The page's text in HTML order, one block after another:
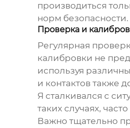
производиться
норм безопасности.
Проверка и
Регулярная
калибровки не
используя
и контактов также
Я сталкивался с
таких случаях,
Важно тщательно